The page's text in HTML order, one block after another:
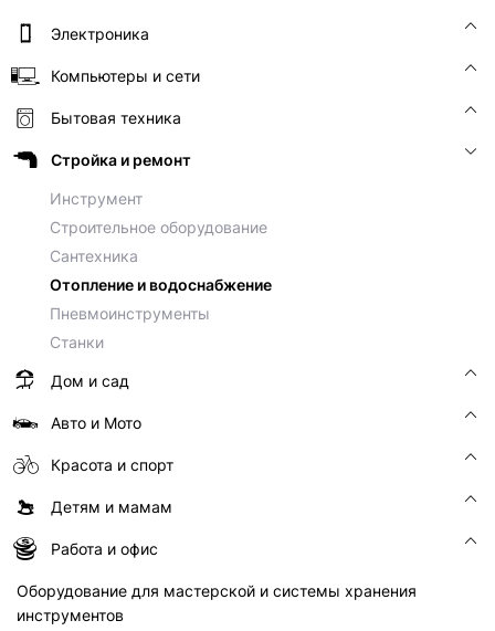
Электроника
Компьютеры и сети
Бытовая техника
Стройка и ремонт
Инструмент
Строительное оборудование
Сантехника
Отопление и водоснабжение
Пневмоинструменты
Станки
Дом и сад
Авто и Мото
Красота и спорт
Детям и мамам
Работа и офис
Оборудование для мастерской и системы хранения
инструментов